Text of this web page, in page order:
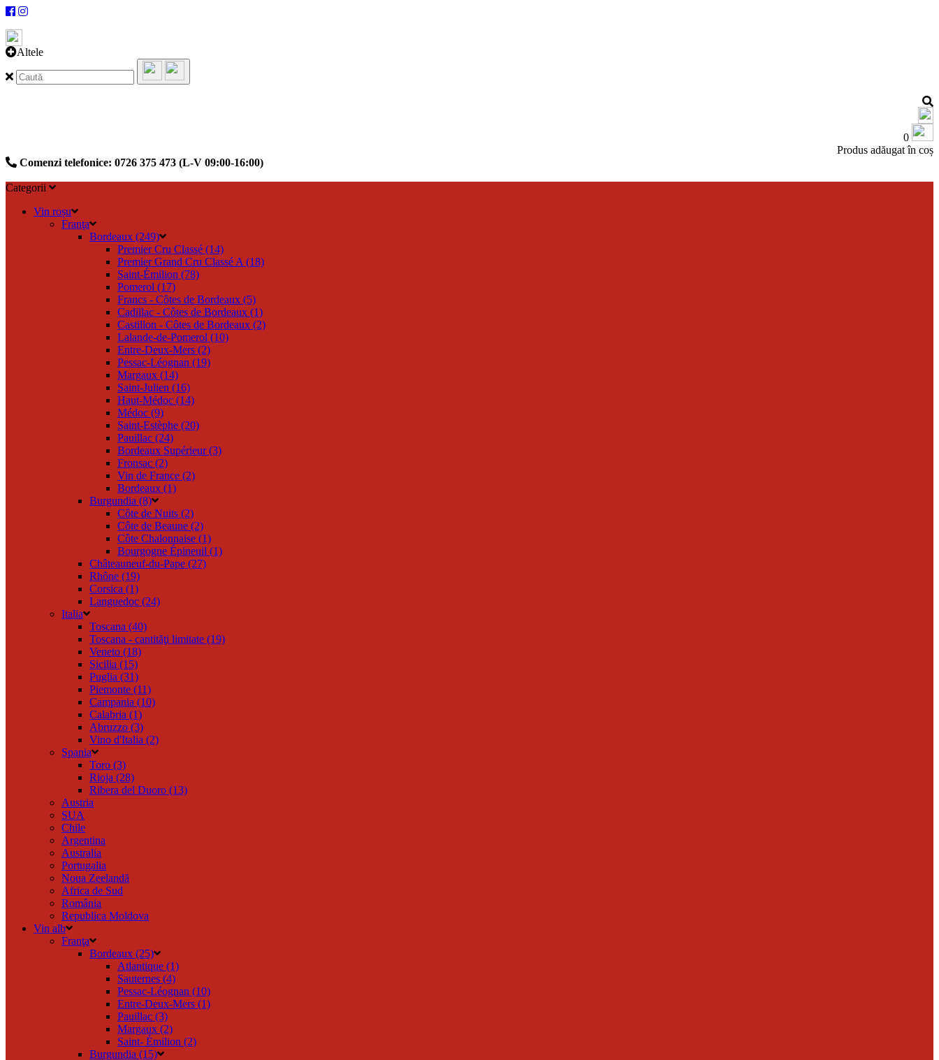
Altele
0
Produs adăugat în coș
Comenzi telefonice: 0726 375 473 (L-V 09:00-16:00)
Categorii
Vin roșu
Franţa
Bordeaux (249)
Premier Cru Classé (14)
Premier Grand Cru Classé A (18)
Saint-Émilion (78)
Pomerol (17)
Francs - Côtes de Bordeaux (5)
Cadillac - Côtes de Bordeaux (1)
Castillon - Côtes de Bordeaux (2)
Lalande-de-Pomerol (10)
Entre-Deux-Mers (2)
Pessac-Léognan (19)
Margaux (14)
Saint-Julien (16)
Haut-Médoc (14)
Médoc (9)
Saint-Estèphe (20)
Pauillac (24)
Bordeaux Supérieur (3)
Fronsac (2)
Vin de France (2)
Bordeaux (1)
Burgundia (8)
Côte de Nuits (2)
Côte de Beaune (2)
Côte Chalonnaise (1)
Bourgogne Épineuil (1)
Châteauneuf-du-Pape (27)
Rhône (19)
Corsica (1)
Languedoc (24)
Italia
Toscana (40)
Toscana - cantităţi limitate (19)
Veneto (18)
Sicilia (15)
Puglia (31)
Piemonte (11)
Campania (10)
Calabria (1)
Abruzzo (3)
Vino d'Italia (2)
Spania
Toro (3)
Rioja (28)
Ribera del Duoro (13)
Austria
SUA
Chile
Argentina
Australia
Portugalia
Noua Zeelandă
Africa de Sud
România
Republica Moldova
Vin alb
Franţa
Bordeaux (25)
Atlantique (1)
Sauternes (4)
Pessac-Léognan (10)
Entre-Deux-Mers (1)
Pauillac (3)
Margaux (2)
Saint- Émilion (2)
Burgundia (15)